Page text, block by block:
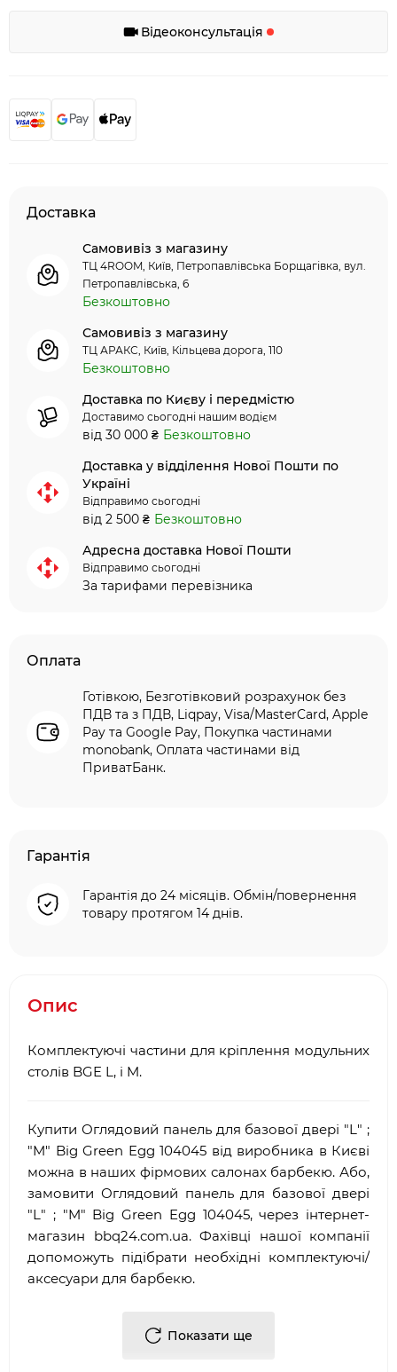
Відеоконсультація
Доставка
Самовивіз з магазину
ТЦ 4ROOM, Київ, Петропавлівська Борщагівка, вул.
Петропавлівська, 6
Безкоштовно
Самовивіз з магазину
ТЦ АРАКС, Київ, Кільцева дорога, 110
Безкоштовно
Доставка по Києву і передмістю
Доставимо сьогодні нашим водієм
від 30 000 ₴ Безкоштовно
Доставка у відділення Нової Пошти по
Україні
Відправимо сьогодні
від 2 500 ₴ Безкоштовно
Адресна доставка Нової Пошти
Відправимо сьогодні
За тарифами перевізника
Оплата
Готівкою, Безготівковий розрахунок без
ПДВ та з ПДВ, Liqpay, Visa/MasterCard, Apple
Pay та Google Pay, Покупка частинами
monobank, Оплата частинами від
ПриватБанк.
Гарантія
Гарантія до 24 місяців. Обмін/повернення
товару протягом 14 днів.
Опис
Комплектуючі частини для кріплення модульних
столів BGE L, і M.
Купити Оглядовий панель для базової двері "L" ;
"M" Big Green Egg 104045 від виробника в Києві
можна в наших фірмових салонах барбекю. Або,
замовити Оглядовий панель для базової двері
"L" ; "M" Big Green Egg 104045, через інтернет-
магазин bbq24.com.ua. Фахівці нашої компанії
допоможуть підібрати необхідні комплектуючі/
аксесуари для барбекю.
Багаторічний досвід роботи у сфері
Показати ще